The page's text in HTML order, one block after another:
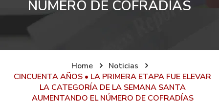
NÚMERO DE COFRADÍAS
Home
Noticias
CINCUENTA AÑOS • LA PRIMERA ETAPA FUE ELEVAR
LA CATEGORÍA DE LA SEMANA SANTA
AUMENTANDO EL NÚMERO DE COFRADÍAS